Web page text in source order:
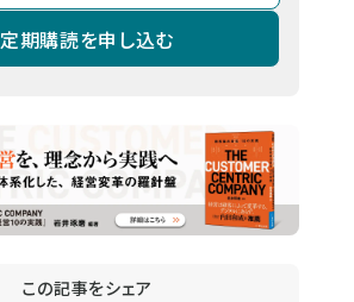
定期購読を申し込む
この記事をシェア